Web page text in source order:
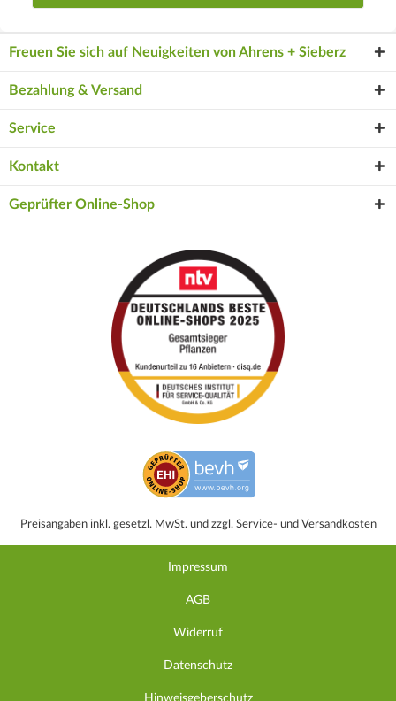
Freuen Sie sich auf Neuigkeiten von Ahrens + Sieberz
Bezahlung & Versand
Service
Kontakt
Geprüfter Online-Shop
Preisangaben inkl. gesetzl. MwSt. und zzgl. Service- und Versandkosten
Impressum
AGB
Widerruf
Datenschutz
Hinweisgeberschutz